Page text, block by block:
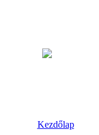
Kezdőlap